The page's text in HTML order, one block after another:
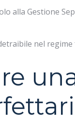
alla Gestione
nel